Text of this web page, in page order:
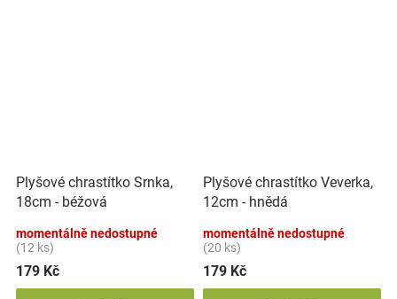
Plyšové chrastítko Srnka,
18cm - béžová
momentálně nedostupné
(12 ks)
179 Kč
Plyšové chrastítko Veverka,
12cm - hnědá
momentálně nedostupné
(20 ks)
179 Kč